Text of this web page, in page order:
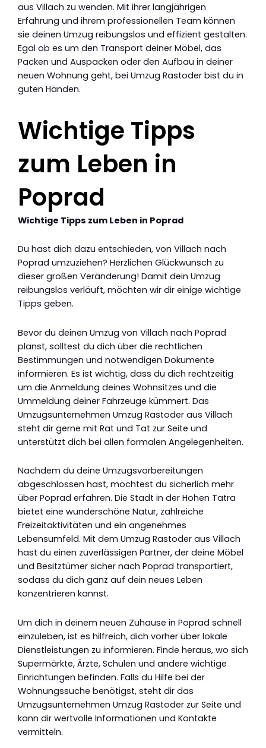
aus Villach zu wenden. Mit ihrer langjährigen
Erfahrung und ihrem professionellen Team können
sie deinen Umzug reibungslos und effizient gestalten.
Egal ob es um den Transport deiner Möbel, das
Packen und Auspacken oder den Aufbau in deiner
neuen Wohnung geht, bei Umzug Rastoder bist du in
guten Händen.
Wichtige Tipps
zum Leben in
Poprad
Wichtige Tipps zum Leben in Poprad
Du hast dich dazu entschieden, von Villach nach
Poprad umzuziehen? Herzlichen Glückwunsch zu
dieser großen Veränderung! Damit dein Umzug
reibungslos verläuft, möchten wir dir einige wichtige
Tipps geben.
Bevor du deinen Umzug von Villach nach Poprad
planst, solltest du dich über die rechtlichen
Bestimmungen und notwendigen Dokumente
informieren. Es ist wichtig, dass du dich rechtzeitig
um die Anmeldung deines Wohnsitzes und die
Ummeldung deiner Fahrzeuge kümmert. Das
Umzugsunternehmen Umzug Rastoder aus Villach
steht dir gerne mit Rat und Tat zur Seite und
unterstützt dich bei allen formalen Angelegenheiten.
Nachdem du deine Umzugsvorbereitungen
abgeschlossen hast, möchtest du sicherlich mehr
über Poprad erfahren. Die Stadt in der Hohen Tatra
bietet eine wunderschöne Natur, zahlreiche
Freizeitaktivitäten und ein angenehmes
Lebensumfeld. Mit dem Umzug Rastoder aus Villach
hast du einen zuverlässigen Partner, der deine Möbel
und Besitztümer sicher nach Poprad transportiert,
sodass du dich ganz auf dein neues Leben
konzentrieren kannst.
Um dich in deinem neuen Zuhause in Poprad schnell
einzuleben, ist es hilfreich, dich vorher über lokale
Dienstleistungen zu informieren. Finde heraus, wo sich
Supermärkte, Ärzte, Schulen und andere wichtige
Einrichtungen befinden. Falls du Hilfe bei der
Wohnungssuche benötigst, steht dir das
Umzugsunternehmen Umzug Rastoder zur Seite und
kann dir wertvolle Informationen und Kontakte
vermitteln.